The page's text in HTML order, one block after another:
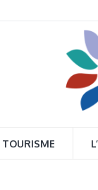
TOURISME